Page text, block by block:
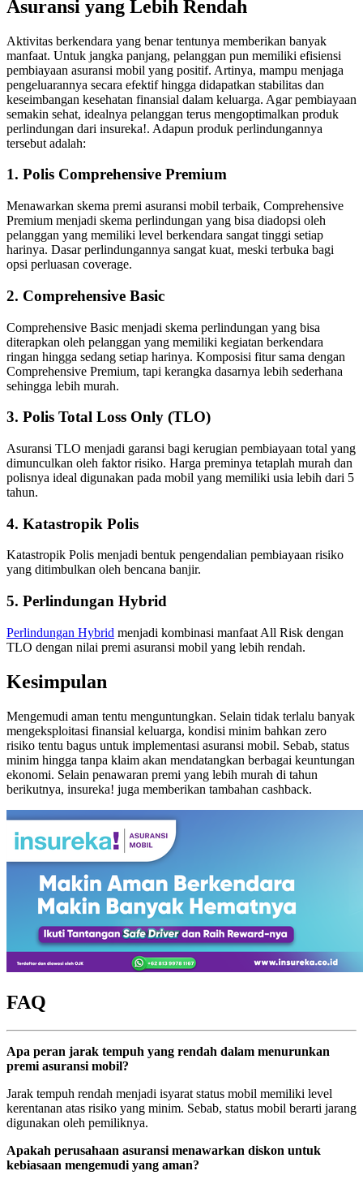
Asuransi yang Lebih Rendah
Aktivitas berkendara yang benar tentunya memberikan banyak
manfaat. Untuk jangka panjang, pelanggan pun memiliki efisiensi
pembiayaan asuransi mobil yang positif. Artinya, mampu menjaga
pengeluarannya secara efektif hingga didapatkan stabilitas dan
keseimbangan kesehatan finansial dalam keluarga. Agar pembiayaan
semakin sehat, idealnya pelanggan terus mengoptimalkan produk
perlindungan dari insureka!. Adapun produk perlindungannya
tersebut adalah:
1. Polis Comprehensive Premium
Menawarkan skema premi asuransi mobil terbaik, Comprehensive
Premium menjadi skema perlindungan yang bisa diadopsi oleh
pelanggan yang memiliki level berkendara sangat tinggi setiap
harinya. Dasar perlindungannya sangat kuat, meski terbuka bagi
opsi perluasan coverage.
2. Comprehensive Basic
Comprehensive Basic menjadi skema perlindungan yang bisa
diterapkan oleh pelanggan yang memiliki kegiatan berkendara
ringan hingga sedang setiap harinya. Komposisi fitur sama dengan
Comprehensive Premium, tapi kerangka dasarnya lebih sederhana
sehingga lebih murah.
3. Polis Total Loss Only (TLO)
Asuransi TLO menjadi garansi bagi kerugian pembiayaan total yang
dimunculkan oleh faktor risiko. Harga preminya tetaplah murah dan
polisnya ideal digunakan pada mobil yang memiliki usia lebih dari 5
tahun.
4. Katastropik Polis
Katastropik Polis menjadi bentuk pengendalian pembiayaan risiko
yang ditimbulkan oleh bencana banjir.
5. Perlindungan Hybrid
Perlindungan Hybrid menjadi kombinasi manfaat All Risk dengan
TLO dengan nilai premi asuransi mobil yang lebih rendah.
Kesimpulan
Mengemudi aman tentu menguntungkan. Selain tidak terlalu banyak
mengeksploitasi finansial keluarga, kondisi minim bahkan zero
risiko tentu bagus untuk implementasi asuransi mobil. Sebab, status
minim hingga tanpa klaim akan mendatangkan berbagai keuntungan
ekonomi. Selain penawaran premi yang lebih murah di tahun
berikutnya, insureka! juga memberikan tambahan cashback.
FAQ
Apa peran jarak tempuh yang rendah dalam menurunkan
premi asuransi mobil?
Jarak tempuh rendah menjadi isyarat status mobil memiliki level
kerentanan atas risiko yang minim. Sebab, status mobil berarti jarang
digunakan oleh pemiliknya.
Apakah perusahaan asuransi menawarkan diskon untuk
kebiasaan mengemudi yang aman?